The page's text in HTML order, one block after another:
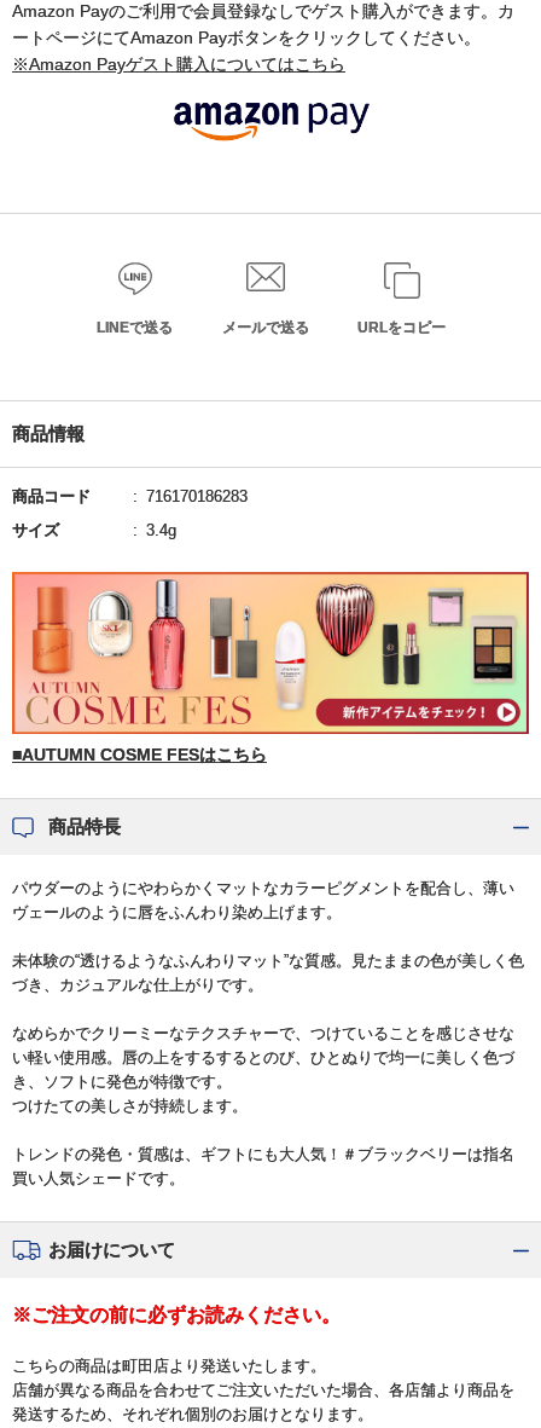
Amazon Payのご利用で会員登録なしでゲスト購入ができます。カ
ートページにてAmazon Payボタンをクリックしてください。
※Amazon Payゲスト購入についてはこちら
LINEで送る メールで送る URLをコピー
商品情報
商品コード
716170186283
サイズ
3.4g
■AUTUMN COSME FESはこちら
商品特長
パウダーのようにやわらかくマットなカラーピグメントを配合し、薄い
ヴェールのように唇をふんわり染め上げます。
未体験の“透けるようなふんわりマット”な質感。見たままの色が美しく色
づき、カジュアルな仕上がりです。
なめらかでクリーミーなテクスチャーで、つけていることを感じさせな
い軽い使用感。唇の上をするするとのび、ひとぬりで均一に美しく色づ
き、ソフトに発色が特徴です。
つけたての美しさが持続します。
トレンドの発色・質感は、ギフトにも大人気！＃ブラックベリーは指名
買い人気シェードです。
お届けについて
※ご注文の前に必ずお読みください。
こちらの商品は町田店より発送いたします。
店舗が異なる商品を合わせてご注文いただいた場合、各店舗より商品を
発送するため、それぞれ個別のお届けとなります。